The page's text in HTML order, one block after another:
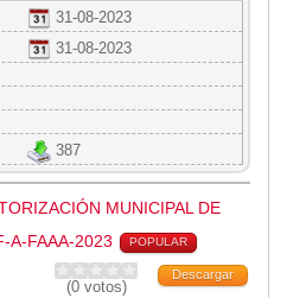
31-08-2023
31-08-2023
387
MUNICIPAL DE
A-FAAA-2023
POPULAR
Descargar
(0 votos)